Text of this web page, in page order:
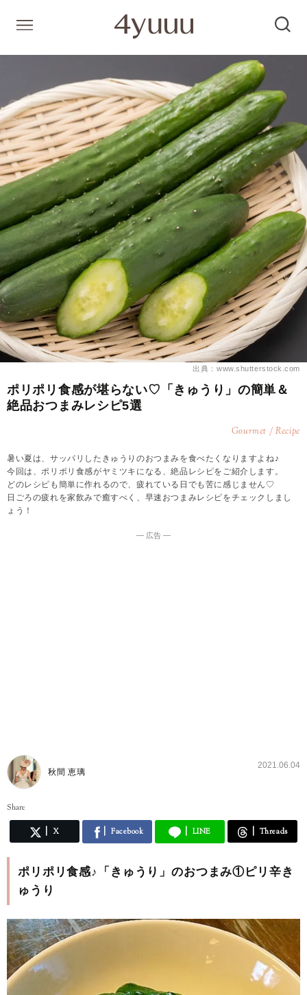
出典：www.shutterstock.com
ポリポリ食感が堪らない♡「きゅうり」の簡単＆
絶品おつまみレシピ5選
Gourmet / Recipe
暑い夏は、サッパリしたきゅうりのおつまみを食べたくなりますよね♪
今回は、ポリポリ食感がヤミツキになる、絶品レシピをご紹介します。
どのレシピも簡単に作れるので、疲れている日でも苦に感じません♡
日ごろの疲れを家飲みで癒すべく、早速おつまみレシピをチェックしまし
ょう！
― 広告 ―
秋間 恵璃
2021.06.04
Share
X Facebook LINE Threads
ポリポリ食感♪「きゅうり」のおつまみ①ピリ辛き
ゅうり